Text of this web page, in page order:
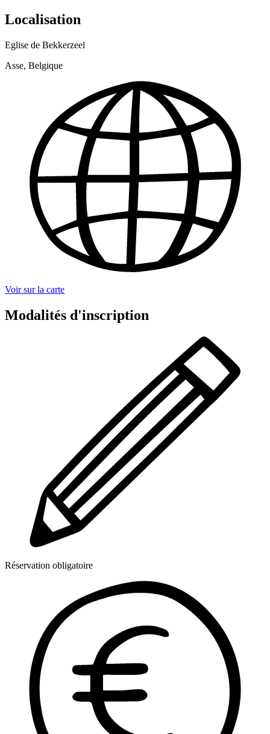
Localisation
Eglise de Bekkerzeel
Asse, Belgique
Voir sur la carte
Modalités d'inscription
Réservation obligatoire